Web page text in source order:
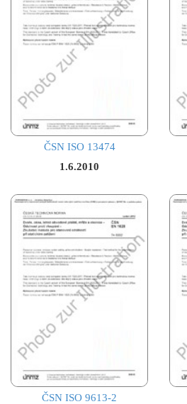
ČSN ISO 13474
1.6.2010
ČSN ISO 9613-2